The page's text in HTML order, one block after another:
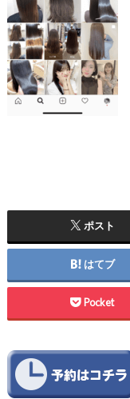
ポスト
はてブ
Pocket